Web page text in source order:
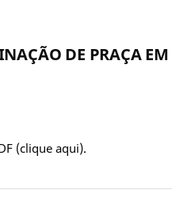
DE PRAÇA EM
(clique aqui).